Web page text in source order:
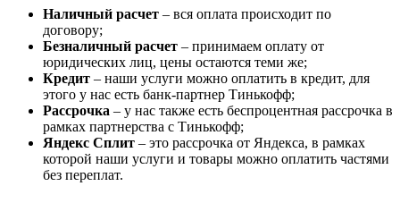
Наличный расчет – вся оплата происходит по
договору;
Безналичный расчет – принимаем оплату от
юридических лиц, цены остаются теми же;
Кредит – наши услуги можно оплатить в кредит, для
этого у нас есть банк-партнер Тинькофф;
Рассрочка – у нас также есть беспроцентная рассрочка в
рамках партнерства с Тинькофф;
Яндекс Сплит – это рассрочка от Яндекса, в рамках
которой наши услуги и товары можно оплатить частями
без переплат.